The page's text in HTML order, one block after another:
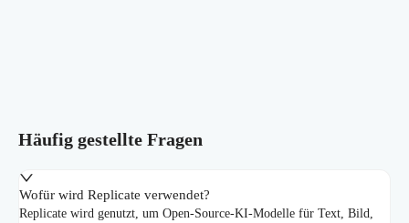
Häufig gestellte Fragen
Wofür wird Replicate verwendet?
Replicate wird genutzt, um Open-Source-KI-Modelle für Text, Bild,